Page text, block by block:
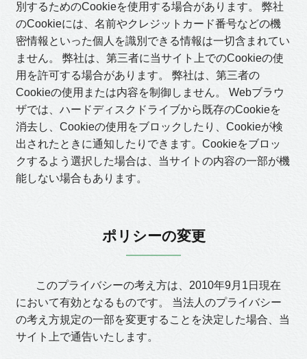
別するためのCookieを使用する場合があります。 弊社
のCookieには、名前やクレジットカード番号などの機
密情報といった個人を識別できる情報は一切含まれてい
ません。 弊社は、第三者に当サイト上でのCookieの使
用を許可する場合があります。 弊社は、第三者の
Cookieの使用または内容を制御しません。 Webブラウ
ザでは、ハードディスクドライブから既存のCookieを
消去し、Cookieの使用をブロックしたり、Cookieが検
出されたときに通知したりできます。Cookieをブロッ
クするよう選択した場合は、当サイトの内容の一部が機
能しない場合もあります。
ポリシーの変更
このプライバシーの考え方は、2010年9月1日現在
において有効となるものです。 当法人のプライバシー
の考え方規定の一部を変更することを決定した場合、当
サイト上で通告いたします。